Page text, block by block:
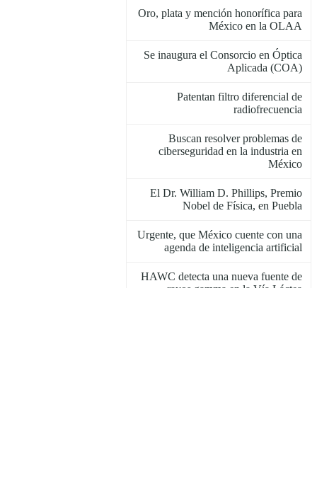
Oro, plata y mención honorífica para
México en la OLAA
Se inaugura el Consorcio en Óptica
Aplicada (COA)
Patentan filtro diferencial de
radiofrecuencia
Buscan resolver problemas de
ciberseguridad en la industria en
México
El Dr. William D. Phillips, Premio
Nobel de Física, en Puebla
Urgente, que México cuente con una
agenda de inteligencia artificial
HAWC detecta una nueva fuente de
rayos gamma en la Vía Láctea